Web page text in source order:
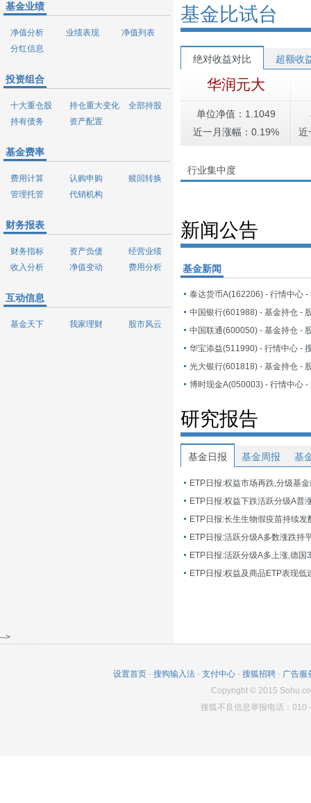
基金业绩
净值分析 业绩表现
净值列表
分红信息
投资组合
十大重仓股 持仓重大变化
全部持股
持有债务
资产配置
基金费率
费用计算 认购申购
赎回转换
管理托管
代销机构
财务报表
财务指标 资产负债
经营业绩
收入分析
净值变动 费用分析
互动信息
基金天下 我家理财 股市风云
基金比试台
绝对收益对比 超额收
华润元大
单位净值：1.1049
近一月涨幅：0.19%
近
行业集中度
新闻公告
基金新闻
泰达货币A(162206) - 行情中心 -
华宝添益(511990) - 行情中心 -
博时现金A(050003) - 行情中心 -
研究报告
基金日报 基金周报 基
ETP日报:权益市场再跌,分级基
ETP日报:长生生物假疫苗持续发
ETP日报:活跃分级A多数涨跌持
ETP日报:活跃分级A多上涨,德国
-->
设置首页 - 搜狗输入法 - 支付中心 - 搜狐招聘 - 广告服
Copyright© 2015
搜狐不良信息举报电话：010